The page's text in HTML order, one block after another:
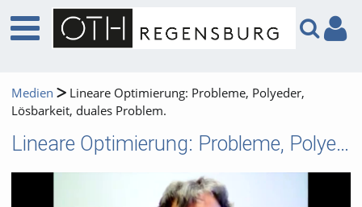
Medien
Lineare Optimierung: Probleme, Polyeder,
Lösbarkeit, duales Problem.
Lineare Optimierung: Probleme, Polyeder, Lösbarkeit, duales Problem.